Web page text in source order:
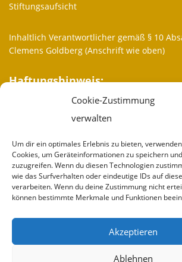
Cookie-Zustimmung
verwalten
Um dir ein optimales Erlebnis zu bieten,
Cookies, um Geräteinformationen zu speichern
zuzugreifen. Wenn du diesen Technologien
wie das Surfverhalten oder eindeutige IDs auf
verarbeiten. Wenn du deine Zustimmung nicht
können bestimmte Merkmale und Funktionen
Akzeptieren
Ablehnen
Stiftungsaufsicht
Inhaltlich Verantwortlicher gemäß § 10
Clemens Goldberg (Anschrift wie oben)
Haftungshinweis:
Trotz sorgfältiger inhaltlicher Kontrolle
Haftung für die Inhalte externer Links. Für
verantwortlich.
Weitere Informationen
Wir sind
Partner
Spenden